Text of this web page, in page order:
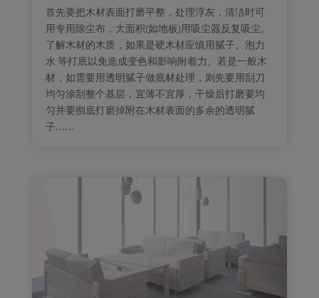
首先要把木材表面打磨平整，处理浮灰，清洁时可
用专用除尘布，大面积(如地板)用吸尘器反复吸尘。
了解木材的木质，如果是硬木材应慎用腻子、泡力
水 等打底以免造成变色和影响附着力。若是一般木
材，如需要用透明腻子做底材处理，则先要用刮刀
均匀涂刮整个基层，宜薄不宜厚，干燥后打磨要均
匀并要彻底打磨掉附在木材表面的多余的透明腻
子……